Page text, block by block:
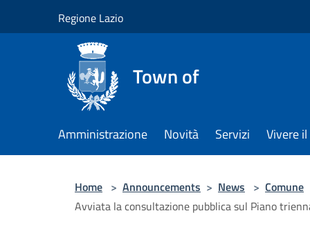
Regione Lazio
Town of
Amministrazione Novità Servizi Vivere
Home > Announcements > News > Comune
Avviata la consultazione pubblica sul Piano